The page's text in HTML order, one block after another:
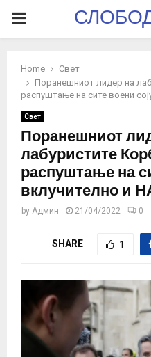
PRIMARY
Home
Свет
Поранешниот лидер на
распуштање на сите воени
Свет
Поранешниот
лабуристите
распуштање на
вклучително и
by Админ 21/04/2022 0
SHARE 1